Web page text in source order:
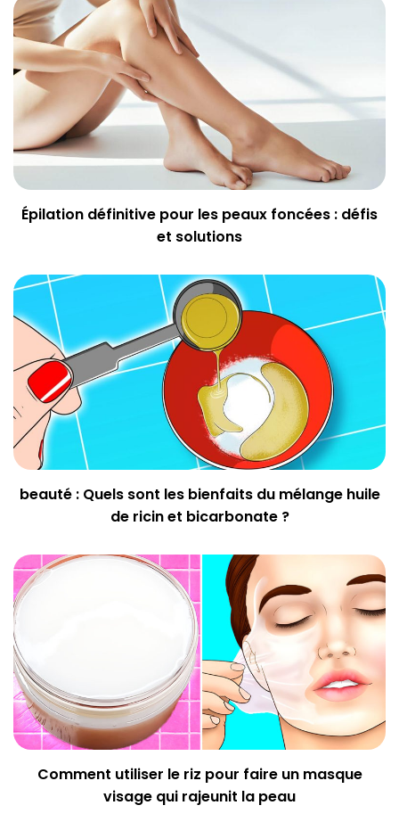
Épilation définitive pour les peaux foncées : défis
et solutions
beauté : Quels sont les bienfaits du mélange huile
de ricin et bicarbonate ?
Comment utiliser le riz pour faire un masque
visage qui rajeunit la peau